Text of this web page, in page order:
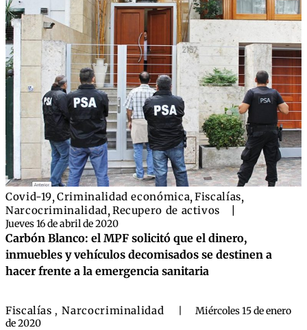
Covid-19,Criminalidad económica,Fiscalías,
Narcocriminalidad,Recupero de activos
Jueves 16 de abril de 2020
Carbón Blanco: el MPF solicitó que el dinero,
inmuebles y vehículos decomisados se destinen a
hacer frente a la emergencia sanitaria
Fiscalías , Narcocriminalidad
Miércoles 15 de enero
de 2020